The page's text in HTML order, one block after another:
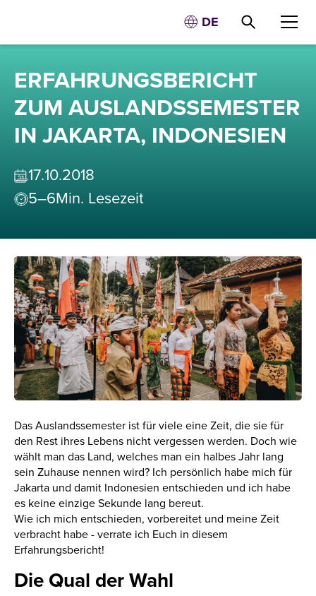
DE
ERFAHRUNGSBERICHT
ZUM AUSLANDSSEMESTER
IN JAKARTA, INDONESIEN
17.10.2018
5–6Min. Lesezeit
Das Auslandssemester ist für viele eine Zeit, die sie für
den Rest ihres Lebens nicht vergessen werden. Doch wie
wählt man das Land, welches man ein halbes Jahr lang
sein Zuhause nennen wird? Ich persönlich habe mich für
Jakarta und damit Indonesien entschieden und ich habe
es keine einzige Sekunde lang bereut.
Wie ich mich entschieden, vorbereitet und meine Zeit
verbracht habe - verrate ich Euch in diesem
Erfahrungsbericht!
Die Qual der Wahl